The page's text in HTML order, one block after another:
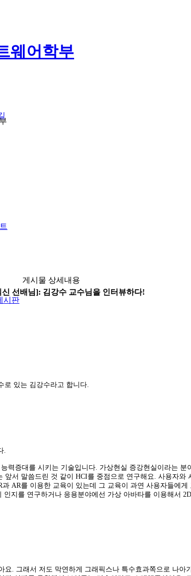
웨어학부
시판
게시물 상세내용
선배님]: 김강수 교수님을 인터뷰하다!
로 있는 김강수라고 합니다.
.
증대를 시키는 기술입니다. 가상현실 증강현실이라는 분
서 말씀드린 것 같이 HCI를 중점으로 연구해요. 사용자
AR를 이용한 교육이 있는데 그 교육이 과연 사용자들에
지를 연구하거나 응용분야에선 가상 아바타를 이용해서
. 그래서 저도 막연하게 그래픽스나 특수효과쪽으로 나